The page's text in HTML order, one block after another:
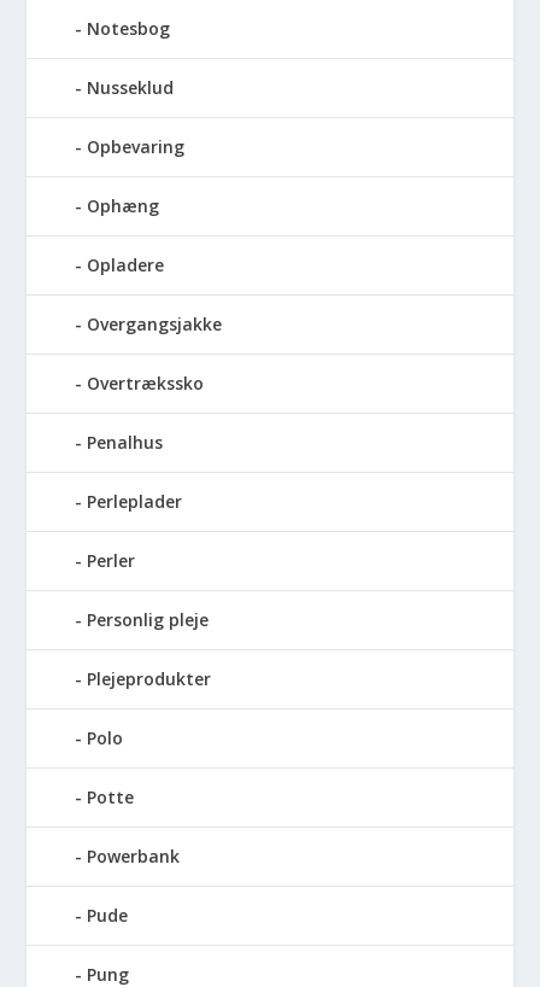
Notesbog
Nusseklud
Opbevaring
Ophæng
Opladere
Overgangsjakke
Overtrækssko
Penalhus
Perleplader
Perler
Personlig pleje
Plejeprodukter
Polo
Potte
Powerbank
Pude
Pung